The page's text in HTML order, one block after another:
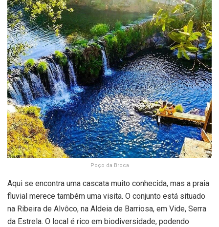
Poço da Broca
Aqui se encontra uma cascata muito conhecida, mas a praia
fluvial merece também uma visita. O conjunto está situado
na Ribeira de Alvôco, na Aldeia de Barriosa, em Vide, Serra
da Estrela. O local é rico em biodiversidade, podendo